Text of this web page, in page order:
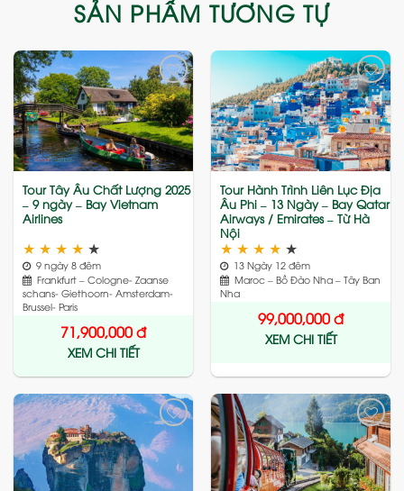
SẢN PHẨM TƯƠNG TỰ
Add
to
wishlist
Tour Tây Âu Chất Lượng 2025
– 9 ngày – Bay Vietnam
Airlines
★ ★ ★ ★ ★
9 ngày 8 đêm
Frankfurt – Cologne- Zaanse
schans- Giethoorn- Amsterdam-
Brussel- Paris
71,900,000đ
XEM CHI TIẾT
Add
to
wishlist
Tour Hành Trình Liên Lục Địa
Âu Phi – 13 Ngày – Bay Qatar
Airways / Emirates – Từ Hà
Nội
★ ★ ★ ★ ★
13 Ngày 12 đêm
Maroc – Bồ Đào Nha – Tây Ban
Nha
99,000,000đ
XEM CHI TIẾT
Add
to
wishlist
Add
to
wishlist